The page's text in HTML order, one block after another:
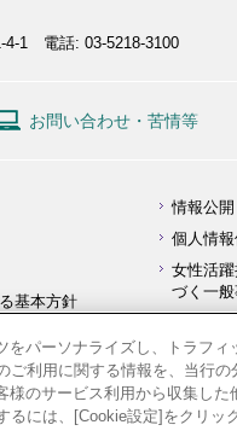
4-1 電話: 03-5218-3100
お問い合わせ・苦情等
基本方針
情報公
個人情
女性活
づく一
要領
パーソナライズし、トラフィ
利用に関する情報を、当行
のサービス利用から収集した
には、[Cookie設定]をクリッ